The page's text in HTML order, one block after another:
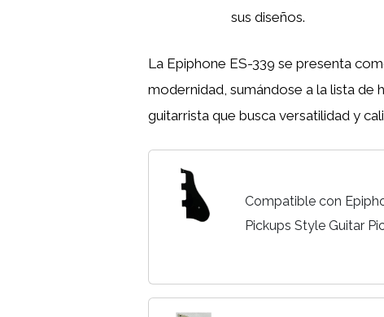
sus diseños.
La Epiphone ES-339 se presenta
modernidad, sumándose a la lista de
guitarrista que busca versatilidad y
Compatible con
Pickups Style Guitar